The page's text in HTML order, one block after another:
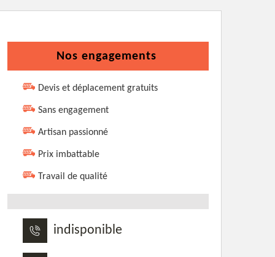
Nos engagements
Devis et déplacement gratuits
Sans engagement
Artisan passionné
Prix imbattable
Travail de qualité
indisponible